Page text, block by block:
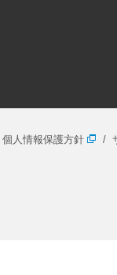
個人情報保護方針